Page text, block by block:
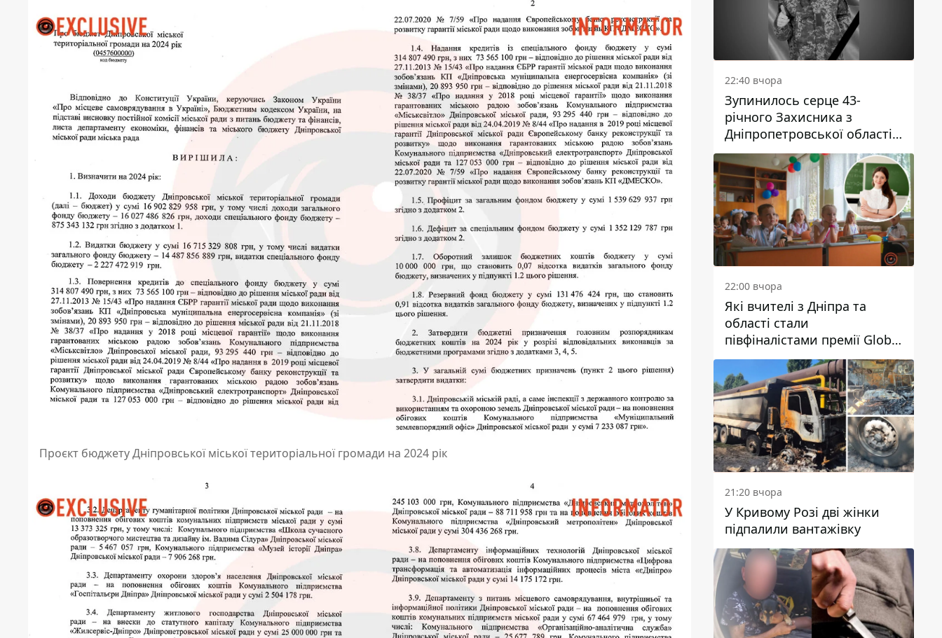
Проєкт бюджету Дніпровської міської територіальної громади на 2024 рік
22:40 вчора
Зупинилось серце 43-
річного Захисника з
Дніпропетровської області
Євгена Зінченка
22:00 вчора
Які вчителі з Дніпра та
області стали
півфіналістами премії Global
Teacher Prize Ukraine 2026
21:20 вчора
У Кривому Розі дві жінки
підпалили вантажівку